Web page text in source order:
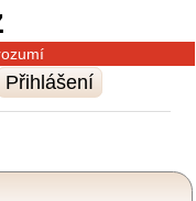
Přihlášení